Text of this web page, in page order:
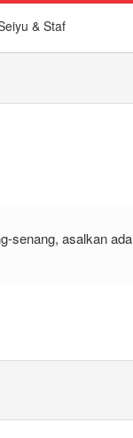
& Staf
senang, asalkan ada